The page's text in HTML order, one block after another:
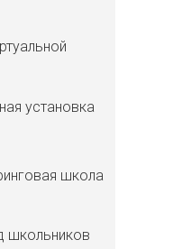
установка
школа
школьников